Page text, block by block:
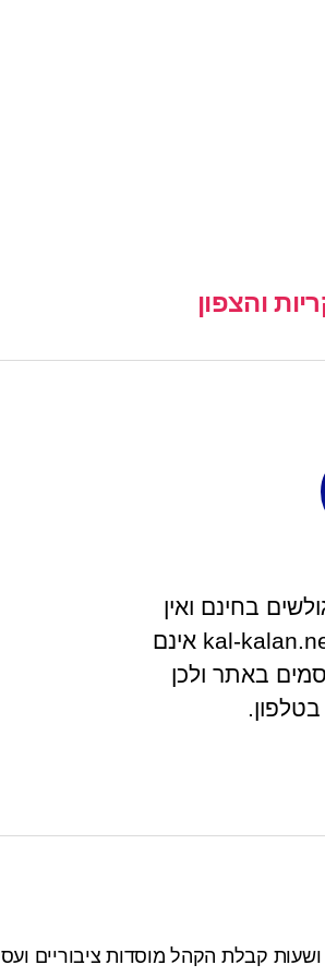
והצפון
בחינם ואין
לאתר קשר ישיר עם בית העסק. מפעילי האתר kal-kalan.net אינם
באתר ולכן
קבלת הקהל מוסדות ציבוריים